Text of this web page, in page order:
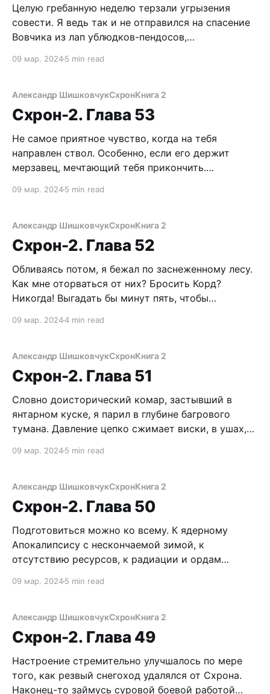
Целую гребанную неделю терзали угрызения
совести. Я ведь так и не отправился на спасение
Вовчика из лап ублюдков-пендосов,
отправят ли на арену? Продержится ли десантура
маньяков во славу бога Жести? Приходилось
мучиться этими вопросами, потому что Лена
09 мар. 20245 min read
Александр ШишковчукСхронКнига 2
Схрон-2. Глава 53
Не самое приятное чувство, когда на тебя
направлен ствол. Особенно, если его держит
мерзавец, мечтающий тебя прикончить.
мускулатура напрягается в бесполезной надежде
адреналиновый шторм по всему организму. Как
же так получилось, что меня, опытного
выживальщика, застал врасплох этот дрищ? Где
09 мар. 20245 min read
Александр ШишковчукСхронКнига 2
Схрон-2. Глава 52
Обливаясь потом, я бежал по заснеженному лесу.
Как мне оторваться от них? Бросить Корд?
Никогда! Выгадать бы минут пять, чтобы
преследователи вошли в раж, где-то за спиной
пули. Не зря, не зря все-таки тренировался перед
БП. Попробуйте,
09 мар. 20244 min read
Александр ШишковчукСхронКнига 2
Схрон-2. Глава 51
Словно доисторический комар, застывший в
янтарном куске, я парил в глубине багрового
тумана. Давление цепко сжимает виски, в ушах,
Но я мыслю, следовательно, существую. Вот
хоть это не больно. Просто медленно
погружаешься все глубже и глубже… внезапно
09 мар. 20245 min read
Александр ШишковчукСхронКнига 2
Схрон-2. Глава 50
Подготовиться можно ко всему. К ядерному
Апокалипсису с нескончаемой зимой, к
отсутствию ресурсов, к радиации и ордам
только соответствующие навыки, оружие и
уныние бесстрашного выживальщика, это
извечная женская фраза: «Нам нужно серьезно
поговорить…» Блять, будто до этого общались
09 мар. 20245 min read
Александр ШишковчукСхронКнига 2
Схрон-2. Глава 49
Настроение стремительно улучшалось по мере
того, как резвый снегоход удалялся от Схрона.
Наконец-то займусь суровой боевой работой